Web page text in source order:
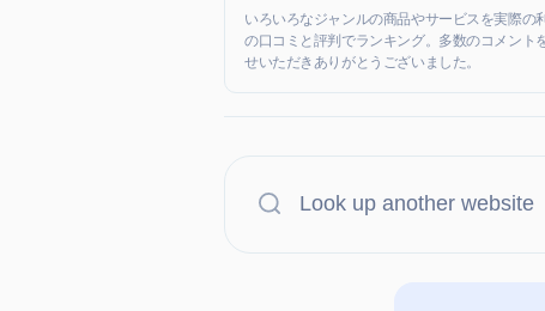
いろいろなジャンルの商品やサービスを実際の
の口コミと評判でランキング。多数のコメント
せいただきありがとうございました。